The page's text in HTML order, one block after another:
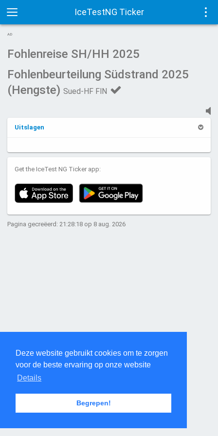
Deze website gebruikt cookies om te zorgen
voor de beste ervaring op onze website
Details
Begrepen!
IceTestNG Ticker
Toggle
navigation
AD
Fohlenreise SH/HH 2025
Fohlenbeurteilung Südstrand 2025
(Hengste) Sued-HF FIN
Uitslagen
Get the IceTest NG Ticker app:
Pagina gecreëerd: 21:28:18 op 8 aug. 2026